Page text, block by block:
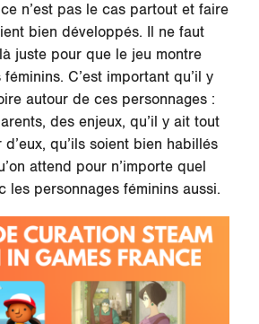
n’est pas le cas partout et faire
bien développés. Il ne faut
juste pour que le jeu montre
C’est important qu’il y
autour de ces personnages :
des enjeux, qu’il y ait tout
qu’ils soient bien habillés
attend pour n’importe quel
les personnages féminins aussi.